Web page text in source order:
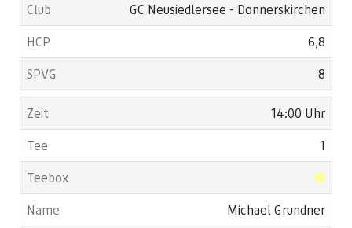
GC Neusiedlersee - Donnerskirchen
6,8
8
14:00 Uhr
1
Michael Grundner